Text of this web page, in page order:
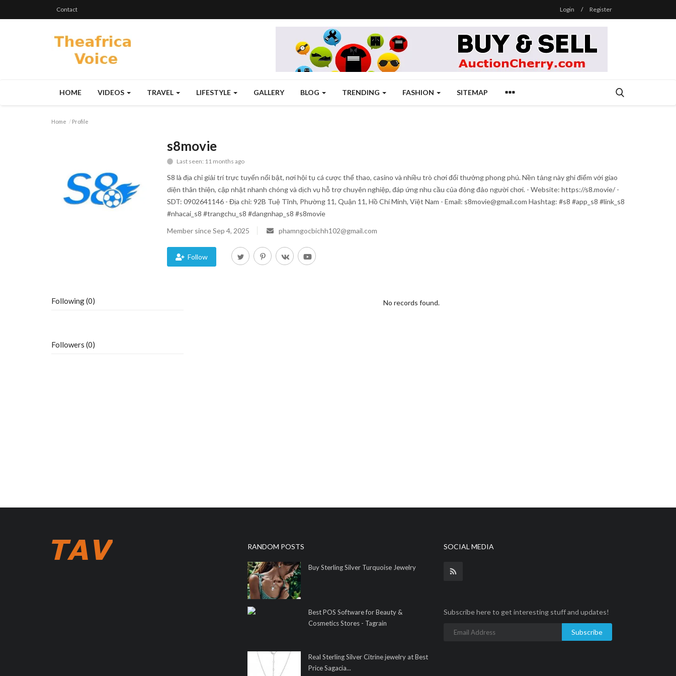
Contact Login / Register
HOME VIDEOS TRAVEL LIFESTYLE GALLERY BLOG TRENDING FASHION SITEMAP
Home Profile
s8movie
Last seen: 11 months ago
S8 là địa chỉ giải trí trực tuyến nổi bật, nơi hội tụ cá cược thể thao, casino và nhiều trò chơi đổi thưởng phong phú. Nền tảng này ghi điểm với giao
diện thân thiện, cập nhật nhanh chóng và dịch vụ hỗ trợ chuyên nghiệp, đáp ứng nhu cầu của đông đảo người chơi. - Website: https://s8.movie/ -
SDT: 0902641146 - Địa chỉ: 92B Tuệ Tĩnh, Phường 11, Quận 11, Hồ Chí Minh, Việt Nam - Email: s8movie@gmail.com Hashtag: #s8 #app_s8 #link_s8
#nhacai_s8 #trangchu_s8 #dangnhap_s8 #s8movie
Member since Sep 4, 2025
phamngocbichh102@gmail.com
Follow
Following (0)
Followers (0)
No records found.
RANDOM POSTS
Buy Sterling Silver Turquoise Jewelry
Best POS Software for Beauty &
Cosmetics Stores - Tagrain
Real Sterling Silver Citrine jewelry at Best
Price Sagacia...
SOCIAL MEDIA
Subscribe here to get interesting stuff and updates!
Subscribe